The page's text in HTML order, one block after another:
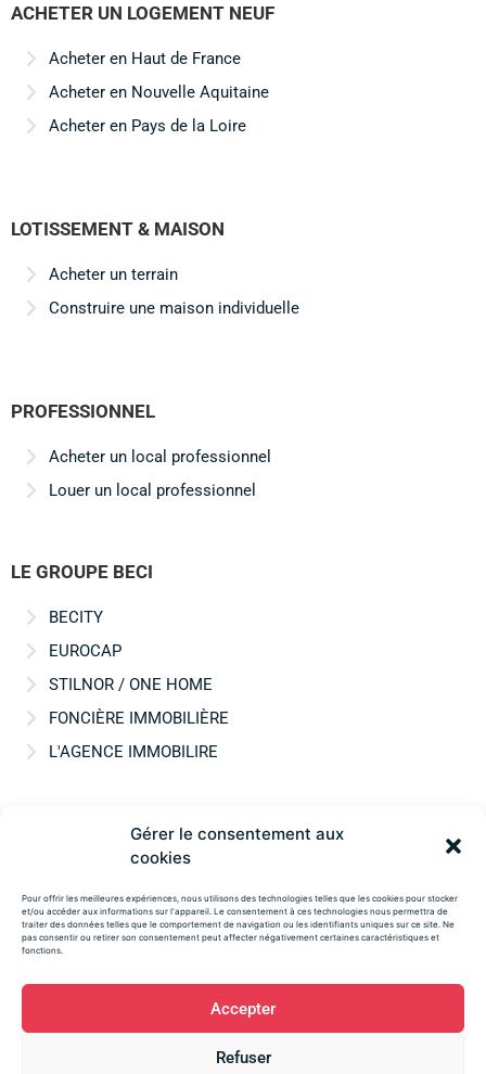
Gérer le consentement aux
cookies
Pour offrir les meilleures expériences, nous utilisons des technologies telles que les cookies pour stocker
et/ou accéder aux informations sur l'appareil. Le consentement à ces technologies nous permettra de
traiter des données telles que le comportement de navigation ou les identifiants uniques sur ce site. Ne
pas consentir ou retirer son consentement peut affecter négativement certaines caractéristiques et
fonctions.
Accepter
Refuser
ACHETER UN LOGEMENT NEUF
Acheter en Haut de France
Acheter en Nouvelle Aquitaine
Acheter en Pays de la Loire
LOTISSEMENT & MAISON
Acheter un terrain
Construire une maison individuelle
PROFESSIONNEL
Acheter un local professionnel
Louer un local professionnel
LE GROUPE BECI
BECITY
EUROCAP
STILNOR / ONE HOME
FONCIÈRE IMMOBILIÈRE
L'AGENCE IMMOBILIRE
Mentions légales
Confidentialité
Téléphone : 03 28 23 51 51